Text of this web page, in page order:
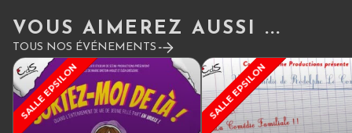
VOUS AIMEREZ AUSSI ...
TOUS NOS ÉVÉNEMENTS
SALLE EPSILON SALLE EPSILON